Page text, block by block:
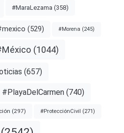
#MaraLezama (358)
(529) #Morena (245)
(1044)
(657)
#PlayaDelCarmen (740)
(297) #ProtecciónCivil (271)